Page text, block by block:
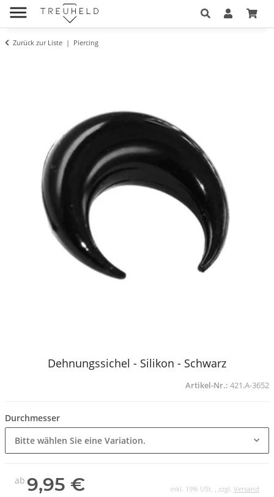
Zurück zur Liste Piercing
Dehnungssichel - Silikon - Schwarz
Artikel-Nr.: 421.A-3652
Durchmesser
Bitte wählen Sie eine Variation.
ab 9,95 € inkl. 19% USt. , zzgl. Versand